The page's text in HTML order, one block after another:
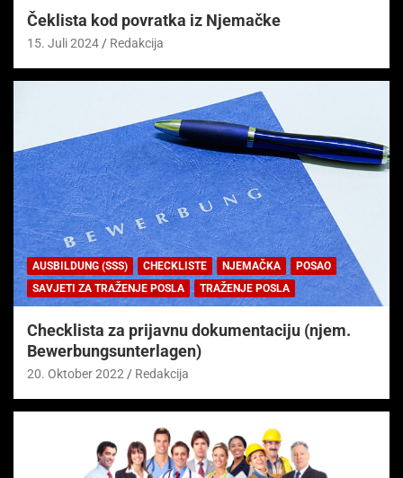
Čeklista kod povratka iz Njemačke
15. Juli 2024 Redakcija
AUSBILDUNG (SSS) CHECKLISTE NJEMAČKA
POSAO
SAVJETI ZA TRAŽENJE POSLA
TRAŽENJE POSLA
Checklista za prijavnu dokumentaciju (njem.
Bewerbungsunterlagen)
20. Oktober 2022 Redakcija